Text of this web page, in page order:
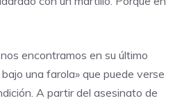
encontramos en su último
una farola» que puede verse
A partir del asesinato de